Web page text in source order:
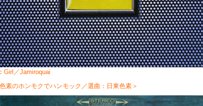
Girl／Jamiroquai
素のホンモクでハンモック／選曲：日東色素＞